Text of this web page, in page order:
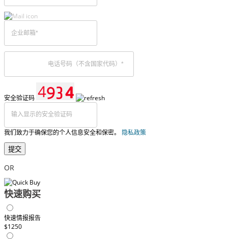
安全验证码
我们致力于确保您的个人信息安全和保密。 隐私政策
提交
OR
快速购买
快速情报报告
$1250